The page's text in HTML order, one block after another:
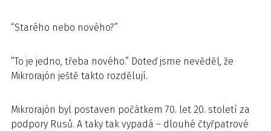
“Starého nebo nového?”
“To je jedno, třeba nového.” Doteď jsme nevěděl, že
Mikrorajón ještě takto rozdělují.
Mikrorajón byl postaven počátkem 70. let 20. století za
podpory Rusů. A taky tak vypadá – dlouhé čtyřpatrové